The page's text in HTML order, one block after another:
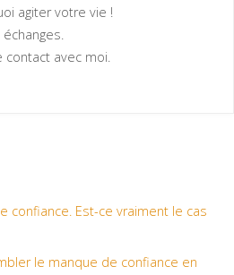
agiter votre vie !
contact avec moi.
confiance. Est-ce vraiment le cas
le manque de confiance en